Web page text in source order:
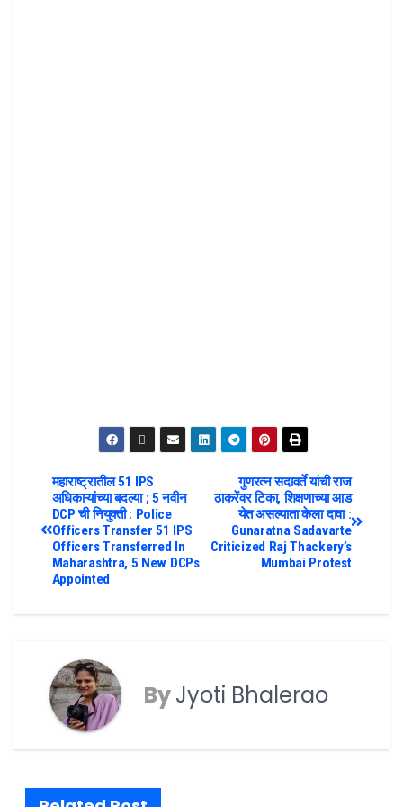
गुणरत्न सदावर्ते यांची राज
ठाकरेंवर टिका, शिक्षणाच्या आड
येत असल्याता केला दावा :
Gunaratna Sadavarte
Criticized Raj Thackery’s
Mumbai Protest
महाराष्ट्रातील 51 IPS
अधिकाऱ्यांच्या बदल्या ; 5 नवीन
DCP ची नियुक्ती : Police
Officers Transfer 51 IPS
Officers Transferred In
Maharashtra, 5 New DCPs
Appointed
ByJyoti Bhalerao